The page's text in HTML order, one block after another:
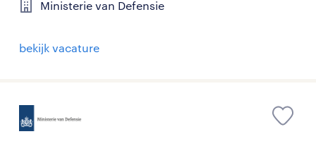
Ministerie van Defensie
bekijk vacature